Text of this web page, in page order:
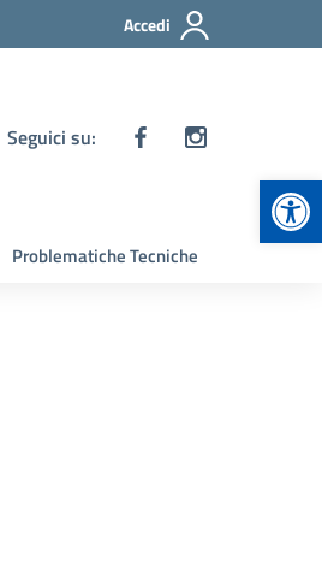
Accedi
Seguici su:
Problematiche Tecniche